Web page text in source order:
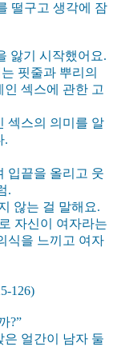
떨구고 생각에 잠
앓기 시작했어요.
핏줄과 뿌리의
섹스에 관한 고
섹스의 의미를 알
.
입끝을 올리고 웃
.
않는 걸 말해요.
자신이 여자라는
식을 느끼고 여자
126)
?”
얼간이 남자 둘